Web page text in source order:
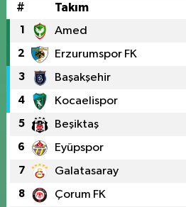
# Takım
1 Amed
2 Erzurumspor FK
3 Başakşehir
4 Kocaelispor
5 Beşiktaş
6 Eyüpspor
7 Galatasaray
8 Çorum FK